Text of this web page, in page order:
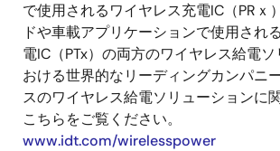
で使用されるワイヤレス充電IC（PRｘ
ドや車載アプリケーションで使用され
電IC（PTx）の両方のワイヤレス給電
おける世界的なリーディングカンパニ
スのワイヤレス給電ソリューションに
こちらをご覧ください。
www.idt.com/wirelesspower